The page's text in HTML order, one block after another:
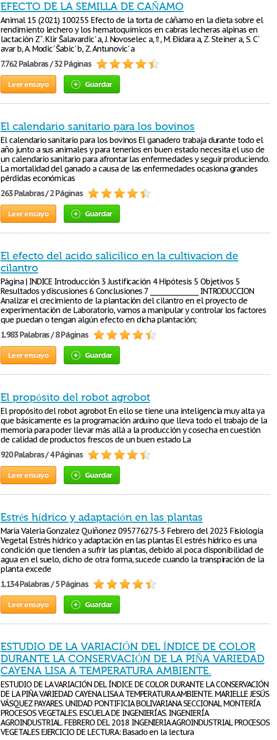
EFECTO DE LA SEMILLA DE CAÑAMO
Animal 15 (2021) 100255 Efecto de la torta de cáñamo en la dieta sobre el
rendimiento lechero y los hematoquímicos en cabras lecheras alpinas en
lactación Zˇ. Klir Šalavardic' a, J. Novoselec a,⇑, M. Ðidara a, Z. Steiner a, S. C'
avar b, A. Modic' Šabic' b, Z. Antunovic' a
7.762 Palabras / 32 Páginas
Leer ensayo Guardar
El calendario sanitario para los bovinos
El calendario sanitario para los bovinos El ganadero trabaja durante todo el
año junto a sus animales y para tenerlos en buen estado necesita el uso de
un calendario sanitario para afrontar las enfermedades y seguir produciendo.
La mortalidad del ganado a causa de las enfermedades ocasiona grandes
pérdidas económicas
263 Palabras / 2 Páginas
Leer ensayo Guardar
El efecto del acido salicilico en la cultivacion de
cilantro
Página | INDICE Introducción 3 Justificación 4 Hipótesis 5 Objetivos 5
Resultados y discusiones 6 Conclusiones 7 ________________ INTRODUCCION
Analizar el crecimiento de la plantación del cilantro en el proyecto de
experimentación de Laboratorio, vamos a manipular y controlar los factores
que puedan o tengan algún efecto en dicha plantación;
1.983 Palabras / 8 Páginas
Leer ensayo Guardar
El propósito del robot agrobot
El propósito del robot agrobot En ello se tiene una inteligencia muy alta ya
que básicamente es la programación arduino que lleva todo el trabajo de la
memoria para poder llevar más allá a la producción y cosecha en cuestión
de calidad de productos frescos de un buen estado La
920 Palabras / 4 Páginas
Leer ensayo Guardar
Estrés hídrico y adaptación en las plantas
Maria Valeria Gonzalez Quiñonez 095776275-3 Febrero del 2023 Fisiología
Vegetal Estrés hídrico y adaptación en las plantas El estrés hídrico es una
condición que tienden a sufrir las plantas, debido al poca disponibilidad de
agua en el suelo, dicho de otra forma, sucede cuando la transpiración de la
planta excede
1.134 Palabras / 5 Páginas
Leer ensayo Guardar
ESTUDIO DE LA VARIACIÓN DEL ÍNDICE DE COLOR
DURANTE LA CONSERVACIÓN DE LA PIÑA VARIEDAD
CAYENA LISA A TEMPERATURA AMBIENTE.
ESTUDIO DE LA VARIACIÓN DEL ÍNDICE DE COLOR DURANTE LA CONSERVACIÓN
DE LA PIÑA VARIEDAD CAYENA LISA A TEMPERATURA AMBIENTE. MARIELLE JESÚS
VÁSQUEZ PAYARES. UNIDAD PONTIFICIA BOLIVARIANA SECCIONAL MONTERÍA
PROCESOS VEGETALES. ESCUELA DE INGENIERÍAS. INGENIERÍA
AGROINDUSTRIAL. FEBRERO DEL 2018 INGENIERIA AGROINDUSTRIAL PROCESOS
VEGETALES EJERCICIO DE LECTURA: Basado en la lectura